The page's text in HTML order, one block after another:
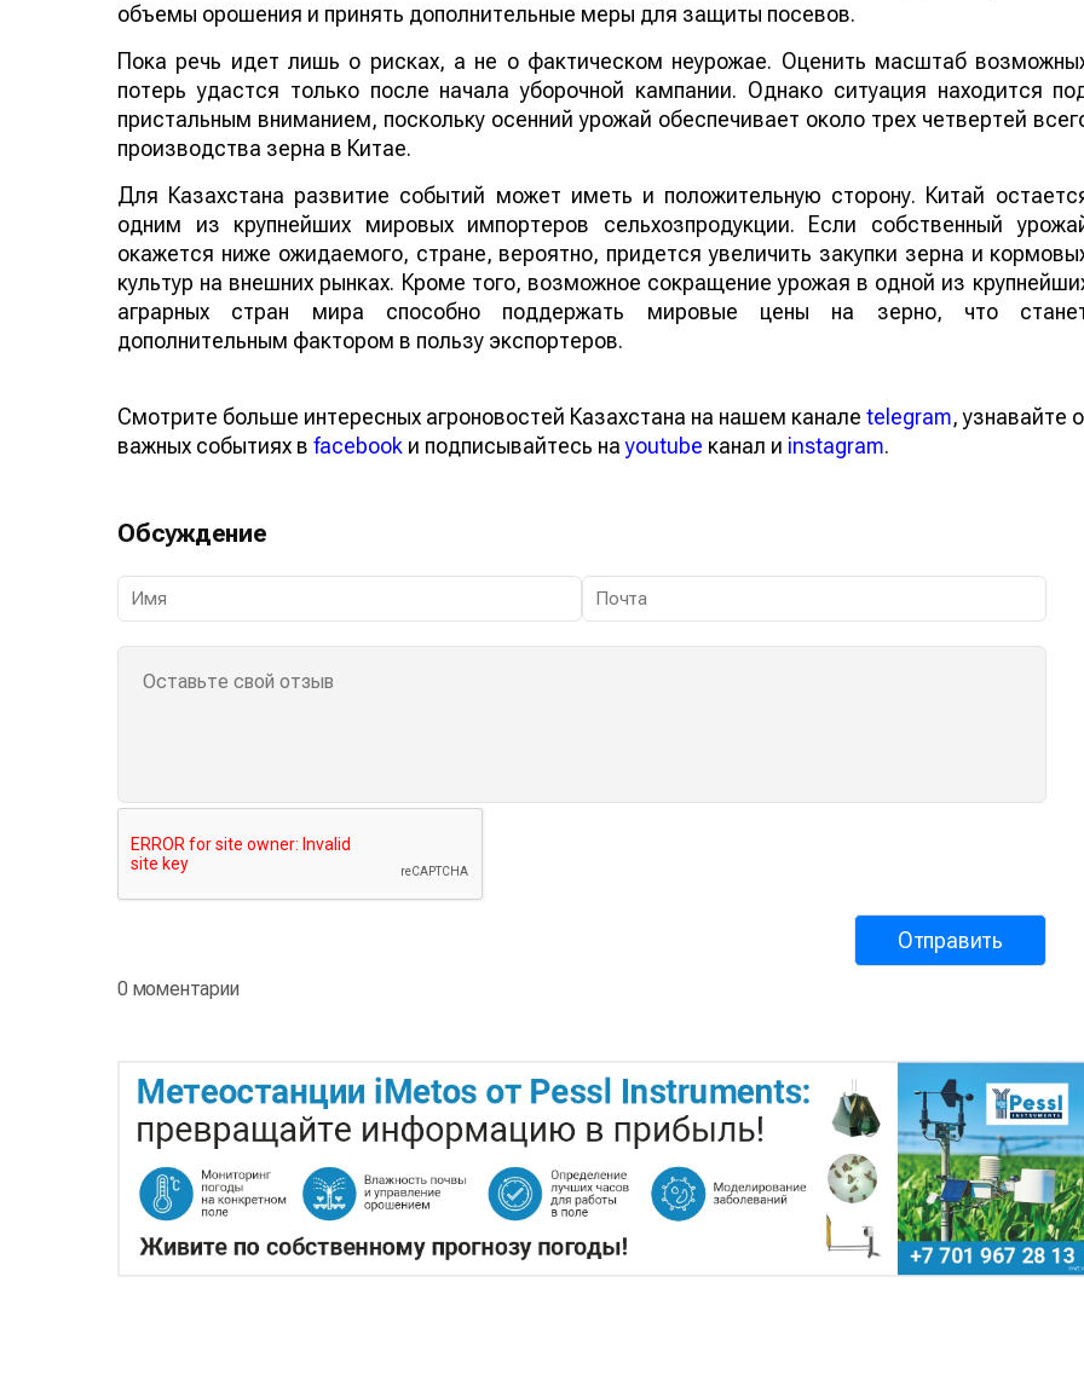
объемы орошения и принять дополнительные меры для защиты посевов.
Пока речь идет лишь о рисках, а не о фактическом неурожае. Оценить масштаб
потерь удастся только после начала уборочной кампании. Однако ситуация находится
пристальным вниманием, поскольку осенний урожай обеспечивает около трех четвертей
производства зерна в Китае.
Для Казахстана развитие событий может иметь и положительную сторону. Китай
одним из крупнейших мировых импортеров сельхозпродукции. Если собственный
окажется ниже ожидаемого, стране, вероятно, придется увеличить закупки зерна и
культур на внешних рынках. Кроме того, возможное сокращение урожая в одной из
аграрных стран мира способно поддержать мировые цены на зерно, что
дополнительным фактором в пользу экспортеров.
Смотрите больше интересных агроновостей Казахстана на нашем канале telegram, узнавайте о
важных событиях в facebook и подписывайтесь наyoutube канал и instagram.
Обсуждение
0 моментарии